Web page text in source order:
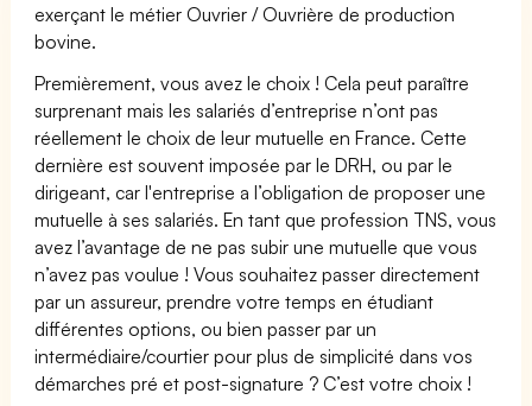
exerçant le métier Ouvrier / Ouvrière de production
bovine.
Premièrement, vous avez le choix ! Cela peut paraître
surprenant mais les salariés d’entreprise n’ont pas
réellement le choix de leur mutuelle en France. Cette
dernière est souvent imposée par le DRH, ou par le
dirigeant, car l'entreprise a l’obligation de proposer une
mutuelle à ses salariés. En tant que profession TNS, vous
avez l’avantage de ne pas subir une mutuelle que vous
n’avez pas voulue ! Vous souhaitez passer directement
par un assureur, prendre votre temps en étudiant
différentes options, ou bien passer par un
intermédiaire/courtier pour plus de simplicité dans vos
démarches pré et post-signature ? C’est votre choix !